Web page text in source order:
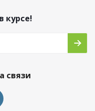
курсе!
связи